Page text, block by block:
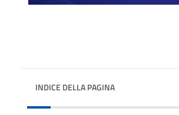
INDICE DELLA PAGINA